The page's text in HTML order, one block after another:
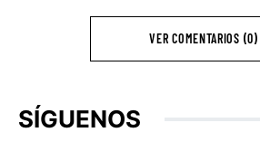
VER COMENTARIOS (0)
SÍGUENOS